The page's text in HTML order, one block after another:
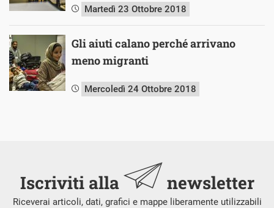
Martedì 23 Ottobre 2018
Gli aiuti calano perché arrivano
meno migranti
Mercoledì 24 Ottobre 2018
Iscriviti alla newsletter
Riceverai articoli, dati, grafici e mappe liberamente utilizzabili